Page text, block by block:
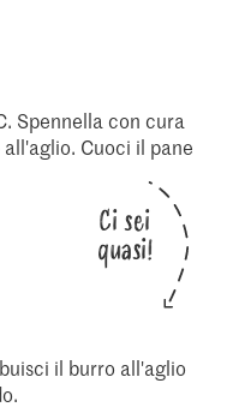
Spennella con cura
Cuoci il pane
Ci sei
quasi!
il burro all'aglio